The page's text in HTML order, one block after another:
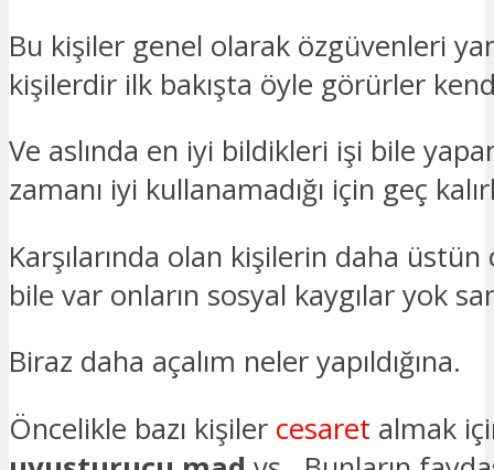
Bu kişiler genel olarak özgüvenleri
kişilerdir ilk bakışta öyle görürler
Ve aslında en iyi bildikleri işi bile
zamanı iyi kullanamadığı için geç
Karşılarında olan kişilerin daha
bile var onların sosyal kaygılar yok
Biraz daha açalım neler yapıldığına.
Öncelikle bazı kişiler cesaret almak